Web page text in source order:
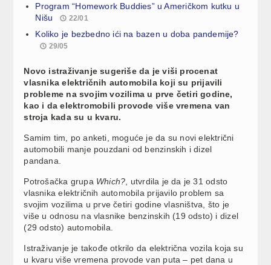
Program “Homework Buddies” u Američkom kutku u
Nišu
22/01
Koliko je bezbedno ići na bazen u doba pandemije?
29/05
Novo istraživanje sugeriše da je viši procenat
vlasnika električnih automobila koji su prijavili
probleme na svojim vozilima u prve četiri godine,
kao i da elektromobili provode više vremena van
stroja kada su u kvaru.
Samim tim, po anketi, moguće je da su novi električni
automobili manje pouzdani od benzinskih i dizel
pandana.
Potrošačka grupa Which? , utvrdila je da je 31 odsto
vlasnika električnih automobila prijavilo problem sa
svojim vozilima u prve četiri godine vlasništva, što je
više u odnosu na vlasnike benzinskih (19 odsto) i dizel
(29 odsto) automobila.
Istraživanje je takođe otkrilo da električna vozila koja su
u kvaru više vremena provode van puta – pet dana u